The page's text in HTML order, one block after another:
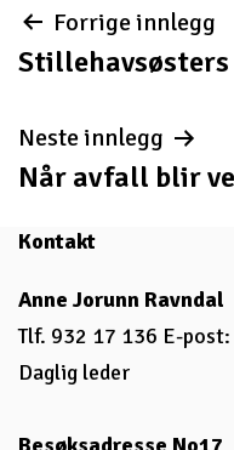
Forrige innlegg
Neste innlegg
Når avfall blir
Kontakt
Anne Jorunn Ravndal
Tlf. 932 17 136 E-post:
Daglig leder